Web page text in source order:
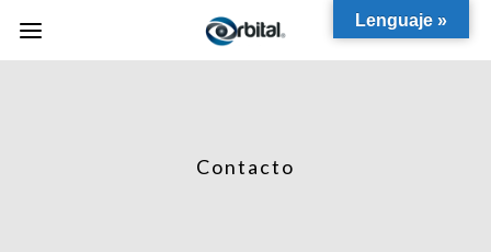
Contacto
Lenguaje »